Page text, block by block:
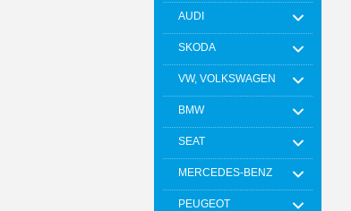
AUDI
SKODA
VW, VOLKSWAGEN
BMW
SEAT
MERCEDES-BENZ
PEUGEOT